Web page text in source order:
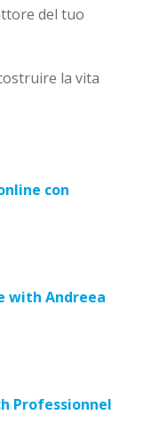
del tuo
la vita
con
with Andreea
Professionnel